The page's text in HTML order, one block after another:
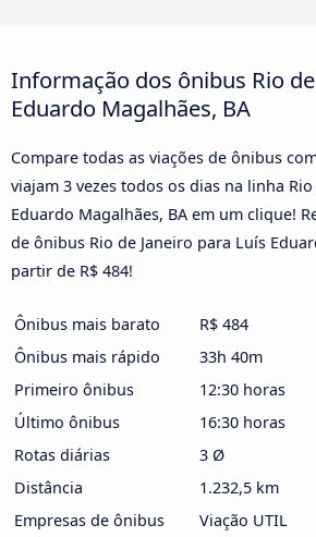
Informação dos ônibus Rio
Eduardo Magalhães, BA
Compare todas as viações de ônibus
viajam 3 vezes todos os dias na linha
Eduardo Magalhães, BA em um clique!
de ônibus Rio de Janeiro para Luís
partir de R$ 484!
Ônibus mais barato
R$ 484
Ônibus mais rápido
33h 40m
Primeiro ônibus
12:30 horas
Último ônibus
16:30 horas
Rotas diárias
3 Ø
Distância
1.232,5 km
Empresas de ônibus
Viação UTIL